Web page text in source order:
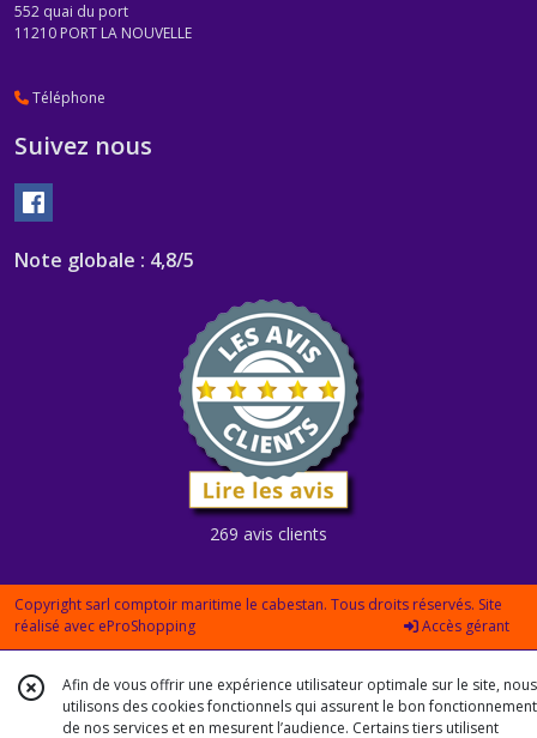
552 quai du port
11210 PORT LA NOUVELLE
Téléphone
Suivez nous
Note globale : 4,8/5
269 avis clients
Copyright sarl comptoir maritime le cabestan. Tous droits réservés. Site
réalisé avec eProShopping Accès gérant
Afin de vous offrir une expérience utilisateur optimale sur le site, nous
utilisons des cookies fonctionnels qui assurent le bon fonctionnement
de nos services et en mesurent l’audience. Certains tiers utilisent